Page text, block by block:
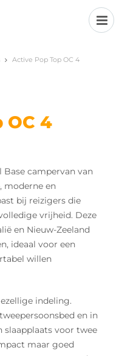
vr van 9u tot 17u).
mailtje sturen.
Active Pop Top OC 4
OC 4
Base campervan van
moderne en
bij reizigers die
vrijheid. Deze
en Nieuw-Zeeland
ideaal voor een
willen
indeling.
en in
slaapplaats voor twee
maar goed